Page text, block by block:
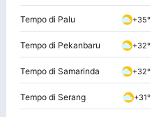
Tempo di Palu +35°
Tempo di Pekanbaru +32°
Tempo di Samarinda +32°
Tempo di Serang +31°